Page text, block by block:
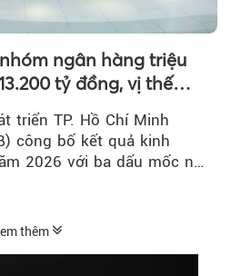
ngân hàng triệu
tỷ đồng, vị thế
quốc tế
triển TP. Hồ Chí Minh
công bố kết quả kinh
2026 với ba dấu mốc nổi
thêm